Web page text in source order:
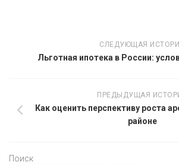
СЛЕДУЮЩАЯ
Льготная ипотека в России:
ПРЕДЫДУЩАЯ
Как оценить перспективу роста
районе
Поиск